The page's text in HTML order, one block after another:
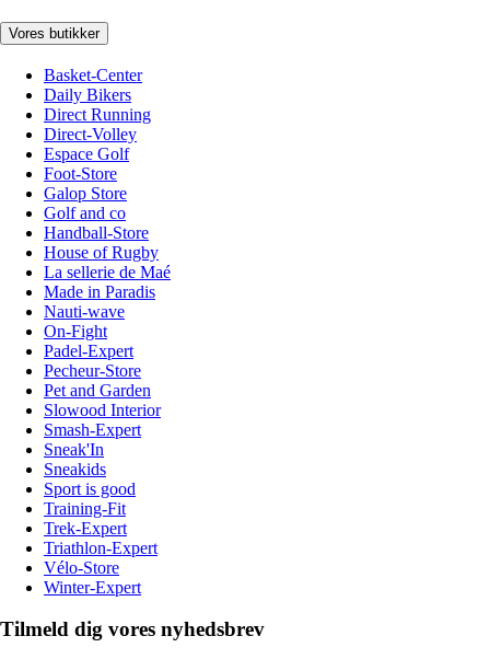
Vores butikker
Basket-Center
Daily Bikers
Direct Running
Direct-Volley
Espace Golf
Foot-Store
Galop Store
Golf and co
Handball-Store
House of Rugby
La sellerie de Maé
Made in Paradis
Nauti-wave
On-Fight
Padel-Expert
Pecheur-Store
Pet and Garden
Slowood Interior
Smash-Expert
Sneak'In
Sneakids
Sport is good
Training-Fit
Trek-Expert
Triathlon-Expert
Vélo-Store
Winter-Expert
Tilmeld dig vores nyhedsbrev